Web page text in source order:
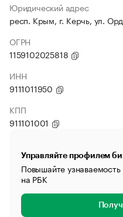
Юридический адрес
респ. Крым, г. Керчь, ул.
ОГРН
1159102025818
ИНН
9111011950
КПП
911101001
Управляйте профилем
Повышайте
на РБК